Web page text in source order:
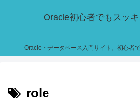
Oracle初心者でもスッ
Oracle・データベース入門サイト。初心者
role